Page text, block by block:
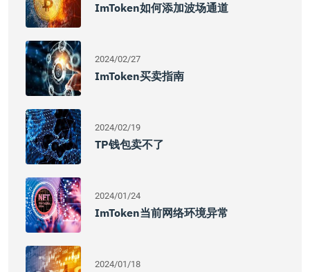
ImToken如何添加波场通道
2024/02/27
ImToken买卖指南
2024/02/19
TP钱包卖不了
2024/01/24
ImToken当前网络环境异常
2024/01/18